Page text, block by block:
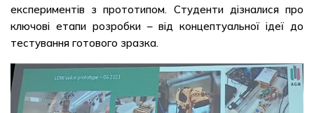
експериментів з прототипом. Студенти дізналися про
ключові етапи розробки – від концептуальної ідеї до
тестування готового зразка.